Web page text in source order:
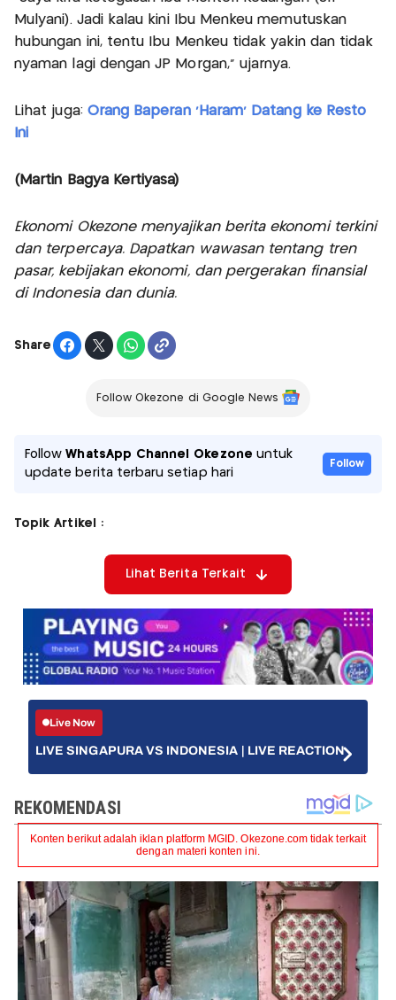
Mulyani). Jadi kalau kini Ibu Menkeu memutuskan
hubungan ini, tentu Ibu Menkeu tidak yakin dan tidak
nyaman lagi dengan JP Morgan," ujarnya.
Lihat juga: Orang Baperan 'Haram' Datang ke Resto
Ini
(Martin Bagya Kertiyasa)
Ekonomi Okezone menyajikan berita ekonomi terkini
dan terpercaya. Dapatkan wawasan tentang tren
pasar, kebijakan ekonomi, dan pergerakan finansial
di Indonesia dan dunia.
Share
Follow Okezone di Google News
FollowWhatsApp Channel Okezone untuk
update berita terbaru setiap hari
Follow
Topik Artikel :
Lihat Berita Terkait
Live Now
LIVE SINGAPURA VS INDONESIA | LIVE REACTION